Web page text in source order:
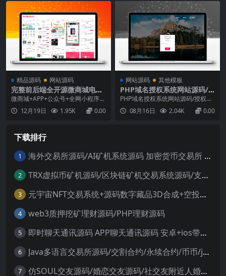
理、车辆充电管理、车辆停车系统
订单管理、停车系统月卡订单管
理、高度、车辆充电卡管理、停车
系统费用余额管理、停车系统收费
规...
PHP-5.6常见插件：ionCube；Fil
精品源码 网站源码
完整前后端全开源微商城电商
购物系统源码
微商城+APP+公众号+全网小程序的
一体化销售渠道,全面覆盖销售群体
全开源的基础商城销售功能的开源
微信小程序、QQ小程序、IosAp
p、AndroidApp。...
12月19日 1.95K 0.00
网站源码 其他模板
PHP域名授权系统网站源码/
授权管理工单系统/精美UI/附
教程
PHP域名授权系统网站源码/授权管
理工单系统/精美UI/附教程功能最
多的授权系统，用户系统，工单系
体验！自带首页二套模板...
08月16日 2.04K 0.00
下载排行
1 海外交易所源码/AI矿机系统源码 加密货币交易所 智能交易所源码
2 TRX虚拟币矿机源码/区块链矿机交易系统源码/支持 4国语言+usdt充值+搭建视频教程
3 元宇宙NFT交易系统+源码数字藏品3D合成+空投盲盒玩法抽集卡
4 web3质押挖矿理财源码/PHP理财源码
5 即时聊天通讯源码 APP聊天通讯源码 安卓+ios带后端源码控制
6 Java多语言交易所源码/交割合约/永续合约/币币/java服务端
7 仿SOUL交友源码/婚恋交友源码/社交友附近人婚恋约仿陌陌APP源码系统